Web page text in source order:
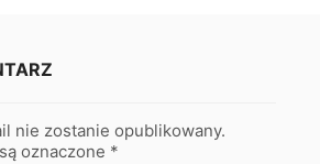
nie zostanie opublikowany.
oznaczone *